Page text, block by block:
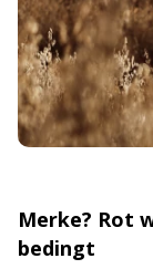
Merke? Rot
bedingt